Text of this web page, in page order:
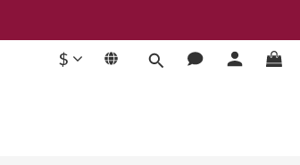
$
BUY NOW